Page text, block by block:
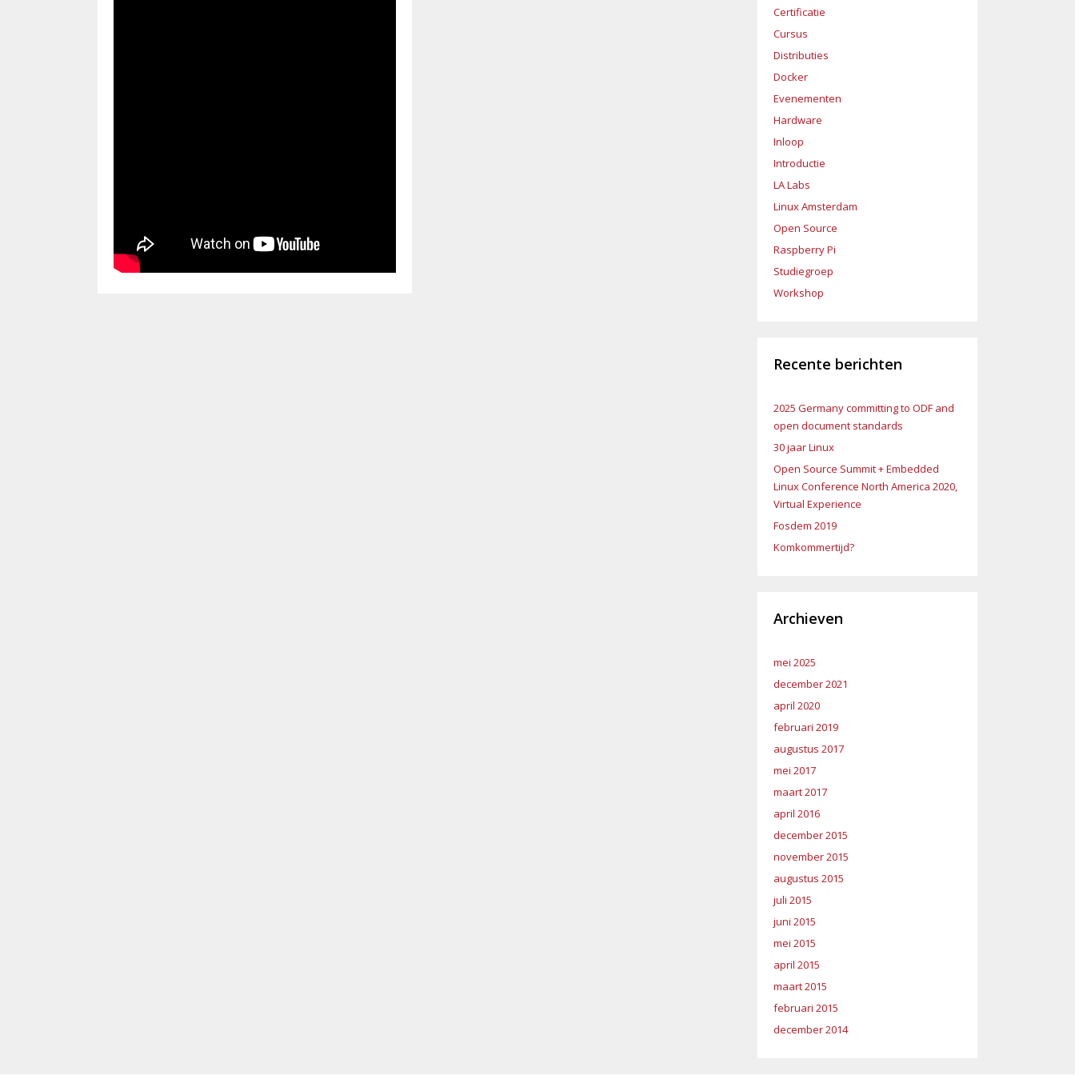
Certificatie
Cursus
Distributies
Docker
Evenementen
Hardware
Inloop
Introductie
LA Labs
Linux Amsterdam
Open Source
Raspberry Pi
Studiegroep
Workshop
Recente berichten
2025 Germany committing to ODF and
open document standards
30 jaar Linux
Open Source Summit + Embedded
Linux Conference North America 2020,
Virtual Experience
Fosdem 2019
Komkommertijd?
Archieven
mei 2025
december 2021
april 2020
februari 2019
augustus 2017
mei 2017
maart 2017
april 2016
december 2015
november 2015
augustus 2015
juli 2015
juni 2015
mei 2015
april 2015
maart 2015
februari 2015
december 2014